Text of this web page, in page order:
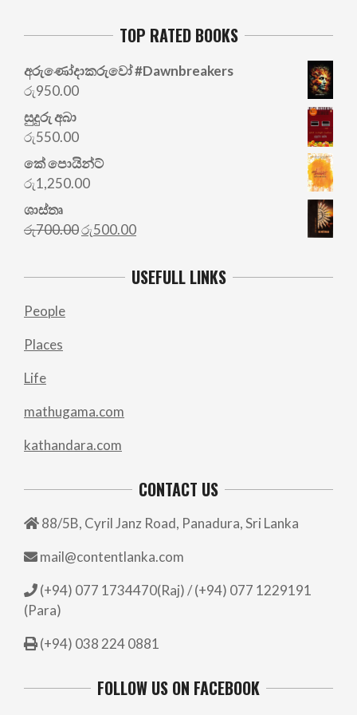
TOP RATED BOOKS
අරු‍ණෝදාකරුවෝ #Dawnbreakers
රු950.00
සුදුරු අබා
රු550.00
කේ පොයින්ට්
රු1,250.00
ශාස්තෘ
රු700.00Original
රු700.00.
රු500.00Current
is:
රු500.00.
USEFULL LINKS
People
Places
Life
mathugama.com
kathandara.com
CONTACT US
88/5B, Cyril Janz Road, Panadura, Sri Lanka
mail@contentlanka.com
(+94) 077 1734470(Raj) / (+94) 077 1229191
(Para)
(+94) 038 224 0881
FOLLOW US ON FACEBOOK